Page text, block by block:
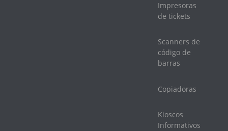
Impresoras
de tickets
Scanners de
código de
barras
Copiadoras
Kioscos
Informativos